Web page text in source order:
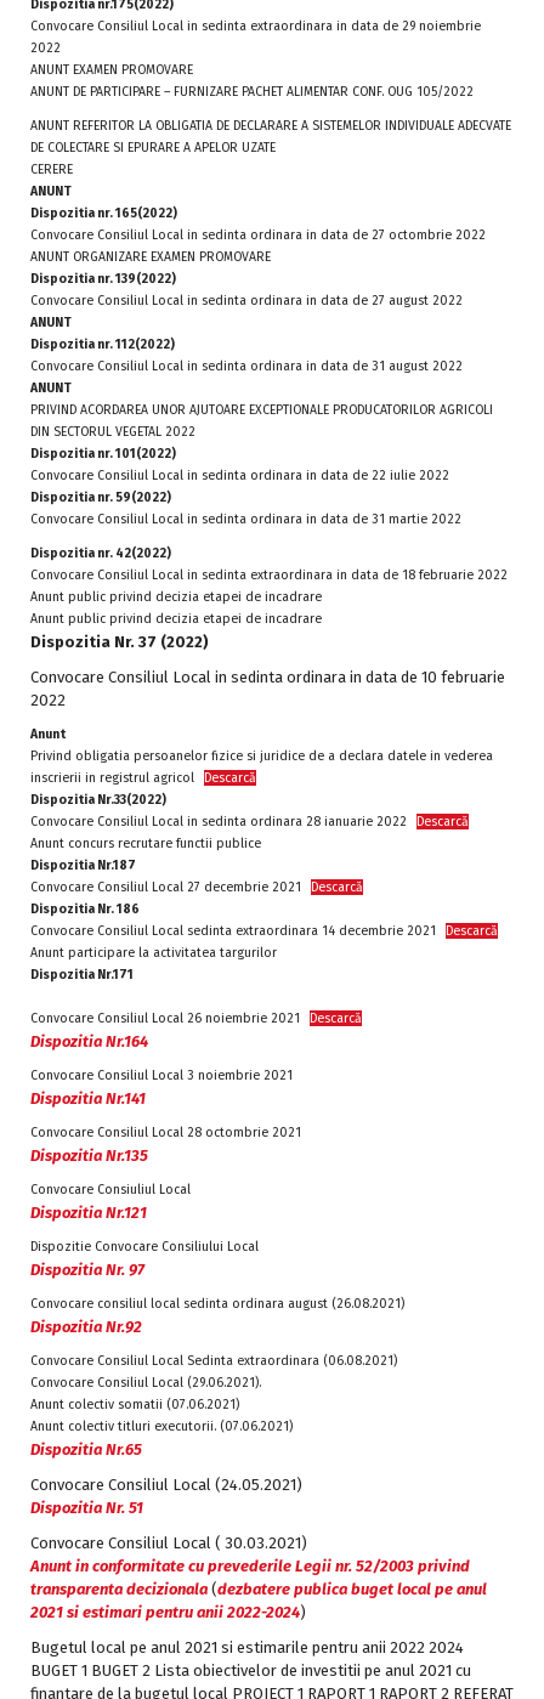
Dispozitia nr.175(2022)
Convocare Consiliul Local in sedinta extraordinara in data de 29 noiembrie
2022
ANUNT EXAMEN PROMOVARE
ANUNT DE PARTICIPARE – FURNIZARE PACHET ALIMENTAR CONF. OUG 105/2022
ANUNT REFERITOR LA OBLIGATIA DE DECLARARE A SISTEMELOR INDIVIDUALE ADECVATE
DE COLECTARE SI EPURARE A APELOR UZATE
CERERE
ANUNT
Dispozitia nr. 165(2022)
Convocare Consiliul Local in sedinta ordinara in data de 27 octombrie 2022
ANUNT ORGANIZARE EXAMEN PROMOVARE
Dispozitia nr. 139(2022)
Convocare Consiliul Local in sedinta ordinara in data de 27 august 2022
ANUNT
Dispozitia nr. 112(2022)
Convocare Consiliul Local in sedinta ordinara in data de 31 august 2022
ANUNT
PRIVIND ACORDAREA UNOR AJUTOARE EXCEPTIONALE PRODUCATORILOR AGRICOLI
DIN SECTORUL VEGETAL 2022
Dispozitia nr. 101(2022)
Convocare Consiliul Local in sedinta ordinara in data de 22 iulie 2022
Dispozitia nr. 59(2022)
Convocare Consiliul Local in sedinta ordinara in data de 31 martie 2022
Dispozitia nr. 42(2022)
Convocare Consiliul Local in sedinta extraordinara in data de 18 februarie 2022
Anunt public privind decizia etapei de incadrare
Anunt public privind decizia etapei de incadrare
Dispozitia Nr. 37 (2022)
Convocare Consiliul Local in sedinta ordinara in data de 10 februarie
2022
Anunt
Privind obligatia persoanelor fizice si juridice de a declara datele in vederea
inscrierii in registrul agricol
Descarcă
Dispozitia Nr.33(2022)
Convocare Consiliul Local in sedinta ordinara 28 ianuarie 2022
Descarcă
Anunt concurs recrutare functii publice
Dispozitia Nr.187
Convocare Consiliul Local 27 decembrie 2021
Descarcă
Dispozitia Nr. 186
Convocare Consiliul Local sedinta extraordinara 14 decembrie 2021
Descarcă
Anunt participare la activitatea targurilor
Dispozitia Nr.171
Convocare Consiliul Local 26 noiembrie 2021 Descarcă
Dispozitia Nr.164
Convocare Consiliul Local 3 noiembrie 2021
Dispozitia Nr.141
Convocare Consiliul Local 28 octombrie 2021
Dispozitia Nr.135
Convocare Consiuliul Local
Dispozitia Nr.121
Dispozitie Convocare Consiliului Local
Dispozitia Nr. 97
Convocare consiliul local sedinta ordinara august (26.08.2021)
Dispozitia Nr.92
Convocare Consiliul Local Sedinta extraordinara (06.08.2021)
Convocare Consiliul Local (29.06.2021).
Anunt colectiv somatii (07.06.2021)
Anunt colectiv titluri executorii. (07.06.2021)
Dispozitia Nr.65
Convocare Consiliul Local (24.05.2021)
Dispozitia Nr. 51
Convocare Consiliul Local ( 30.03.2021)
Anunt in conformitate cu prevederile Legii nr. 52/2003 privind
transparenta decizionala (dezbatere publica buget local pe anul
2021 si estimari pentru anii 2022-2024)
Bugetul local pe anul 2021 si estimarile pentru anii 2022 2024
BUGET 1 BUGET 2 Lista obiectivelor de investitii pe anul 2021 cu
finantare de la bugetul local PROIECT 1 RAPORT 1 RAPORT 2 REFERAT